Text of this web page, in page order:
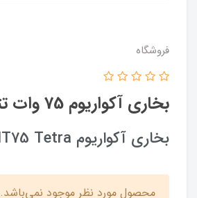
فروشگاه
بخاری آکواریوم 75 وات تترا HT75
بخاری آکواریوم HT75 Tetra
محصول مورد نظر موجود نمی‌باشد.